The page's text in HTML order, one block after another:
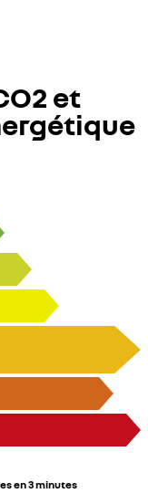
et
en 3 minutes